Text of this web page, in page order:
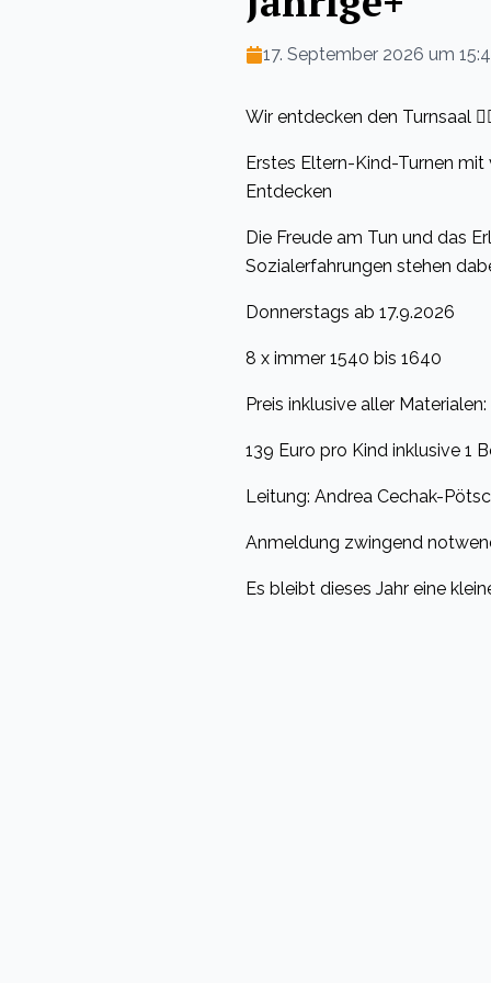
17. September 2026 um
Wir entdecken den Turnsaal
Erstes Eltern-Kind-Turnen
Entdecken
Die Freude am Tun und das
Sozialerfahrungen stehen
Donnerstags ab 17.9.2026
8 x immer 1540 bis 1640
Preis inklusive aller Materialen:
139 Euro pro Kind inklusive 1
Leitung: Andrea Cechak-
Anmeldung zwingend
Es bleibt dieses Jahr eine